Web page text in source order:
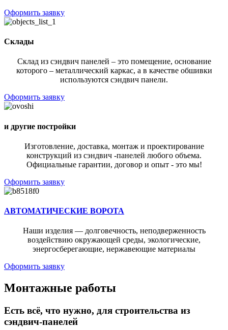
Оформить заявку
Склады
Склад из сэндвич панелей – это помещение, основание
которого – металлический каркас, а в качестве обшивки
используются сэндвич панели.
Оформить заявку
и другие постройки
Изготовление, доставка, монтаж и проектирование
конструкций из сэндвич -панелей любого объема.
Официальные гарантии, договор и опыт - это мы!
Оформить заявку
АВТОМАТИЧЕСКИЕ ВОРОТА
Наши изделия — долговечность, неподверженность
воздействию окружающей среды, экологические,
энергосберегающие, нержавеющие материалы
Оформить заявку
Монтажные работы
Есть всё, что нужно, для строительства из
сэндвич-панелей